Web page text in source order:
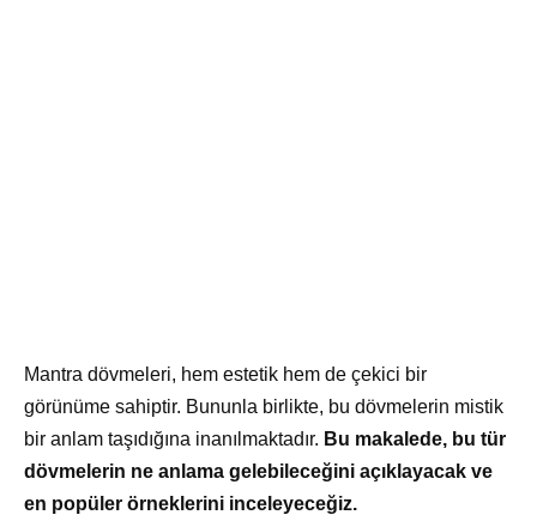
Mantra dövmeleri, hem estetik hem de çekici bir
görünüme sahiptir. Bununla birlikte, bu dövmelerin mistik
bir anlam taşıdığına inanılmaktadır. Bu makalede, bu tür
dövmelerin ne anlama gelebileceğini açıklayacak ve
en popüler örneklerini inceleyeceğiz.